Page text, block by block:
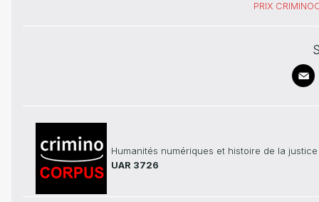
PRIX
Humanités numériques et histoire de la justice
UAR 3726